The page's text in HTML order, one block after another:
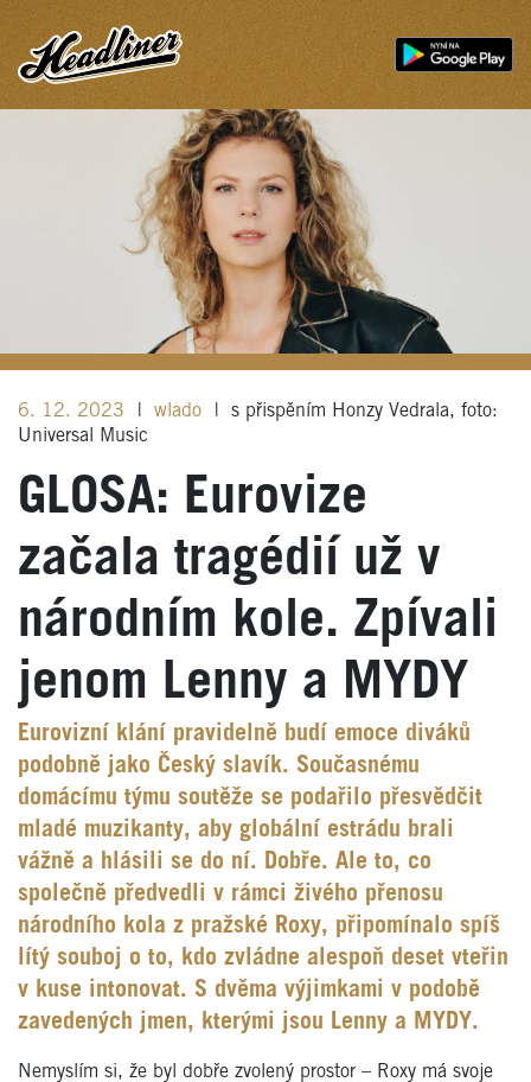
6. 12. 2023 wlado
s přispěním Honzy Vedrala, foto:
Universal Music
GLOSA: Eurovize
začala tragédií už v
národním kole. Zpívali
jenom Lenny a MYDY
Eurovizní klání pravidelně budí emoce diváků
podobně jako Český slavík. Současnému
domácímu týmu soutěže se podařilo přesvědčit
mladé muzikanty, aby globální estrádu brali
vážně a hlásili se do ní. Dobře. Ale to, co
společně předvedli v rámci živého přenosu
národního kola z pražské Roxy, připomínalo spíš
lítý souboj o to, kdo zvládne alespoň deset vteřin
v kuse intonovat. S dvěma výjimkami v podobě
zavedených jmen, kterými jsou Lenny a MYDY.
Nemyslím si, že byl dobře zvolený prostor – Roxy má svoje